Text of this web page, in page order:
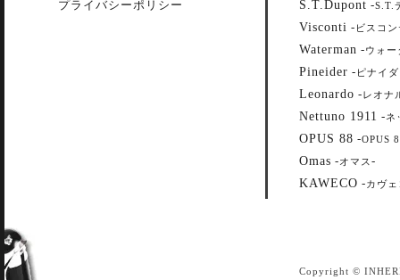
プライバシーポリシー S.T.Dupont -S.T.
Visconti - ビスコ
Waterman -ウォー
Pineider - ピナイ
Leonardo -レオナ
Nettuno 1911 -ネ
OPUS 88 -OPUS
Omas -オマス -
KAWECO -カヴェ
Copyright ©